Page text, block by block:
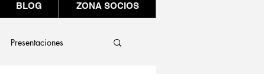
Presentaciones
BLOG ZONA SOCIOS